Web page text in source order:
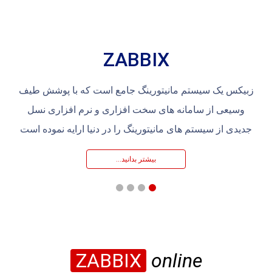
ZABBIX
زبیکس یک سیستم مانیتورینگ جامع است که با پوشش طیف
وسیعی از سامانه های سخت افزاری و نرم افزاری نسل
جدیدی از سیستم های مانیتورینگ را در دنیا ارایه نموده است
بیشتر بدانید…
ZABBIX online